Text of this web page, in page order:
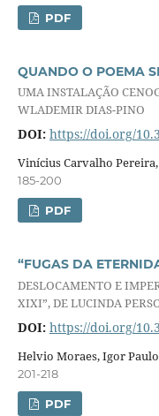
PDF
QUANDO O POEMA
UMA INSTALAÇÃO
WLADEMIR DIAS-PINO
DOI: https://doi.org/
Vinícius Carvalho
185-200
PDF
“FUGAS DA
DESLOCAMENTO E
XIXI”, DE LUCINDA
DOI: https://doi.org/
Helvio Moraes, Igor
201-218
PDF